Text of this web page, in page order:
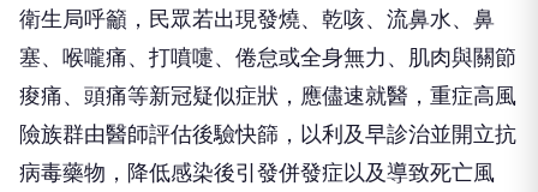
衛生局呼籲，民眾若出現發燒、乾咳、流鼻水、鼻
塞、喉嚨痛、打噴嚏、倦怠或全身無力、肌肉與關節
痠痛、頭痛等新冠疑似症狀，應儘速就醫，重症高風
險族群由醫師評估後驗快篩，以利及早診治並開立抗
病毒藥物，降低感染後引發併發症以及導致死亡風